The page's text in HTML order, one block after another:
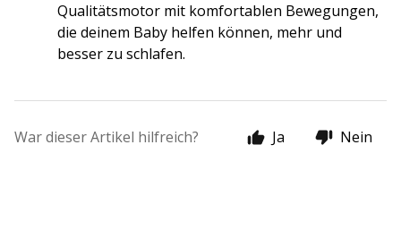
Qualitätsmotor mit komfortablen Bewegungen,
die deinem Baby helfen können, mehr und
besser zu schlafen.
War dieser Artikel hilfreich? Ja Nein